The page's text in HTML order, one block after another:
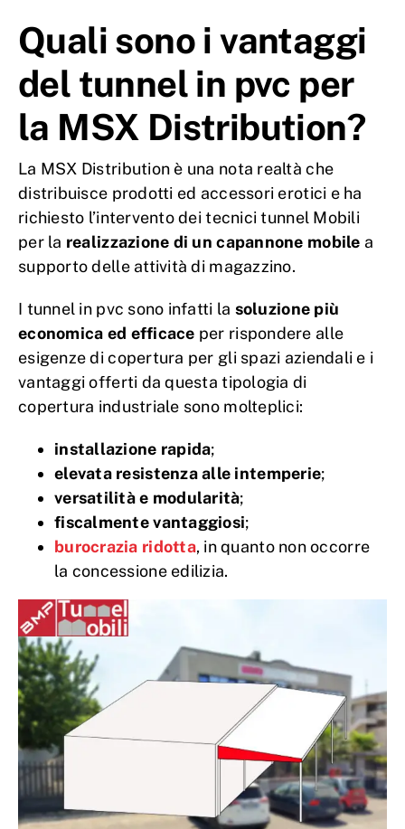
Quali sono i vantaggi
del tunnel in pvc per
la MSX Distribution?
La MSX Distribution è una nota realtà che
distribuisce prodotti ed accessori erotici e ha
richiesto l’intervento dei tecnici tunnel Mobili
per la realizzazione di un capannone mobile a
supporto delle attività di magazzino.
I tunnel in pvc sono infatti la soluzione più
economica ed efficace per rispondere alle
esigenze di copertura per gli spazi aziendali e i
vantaggi offerti da questa tipologia di
copertura industriale sono molteplici:
installazione rapida;
elevata resistenza alle intemperie;
versatilità e modularità;
fiscalmente vantaggiosi;
burocrazia ridotta, in quanto non occorre
la concessione edilizia.